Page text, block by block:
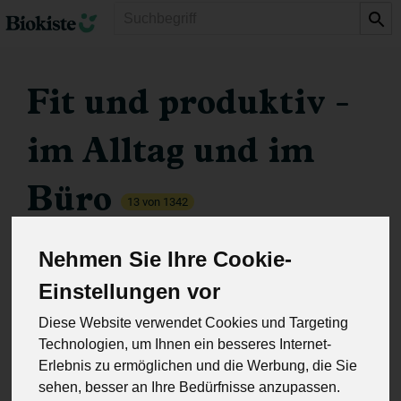
Nehmen Sie Ihre Cookie-
Einstellungen vor
Diese Website verwendet Cookies und Targeting
Technologien, um Ihnen ein besseres Internet-
Erlebnis zu ermöglichen und die Werbung, die Sie
sehen, besser an Ihre Bedürfnisse anzupassen.
Fit und produktiv -
im Alltag und im
Büro
13 von 1342
Gesunde Mitarbeiter:innen,
produktives Team!